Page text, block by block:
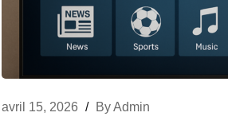
avril 15, 2026 / ByAdmin